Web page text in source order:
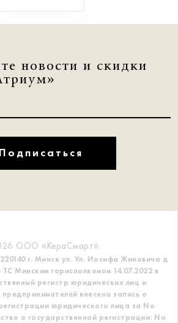
новости и скидки
Подписаться
ООО «КераСмарт».
г. Минск ул. Ул. Иосифа Жиновича д
ТС Минским горисполкомом 14.07.2022 в
регистр юридических лиц и
внесена запись о
юридического лица за No
о государственной регистрации: No